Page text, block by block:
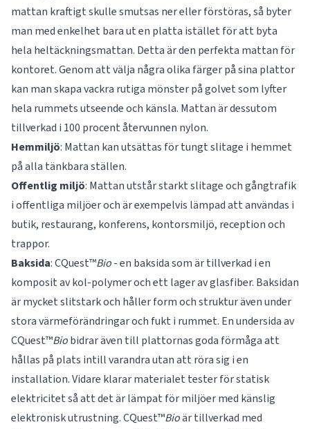
mattan kraftigt skulle smutsas ner eller förstöras, så byter
man med enkelhet bara ut en platta istället för att byta
hela heltäckningsmattan. Detta är den perfekta mattan för
kontoret. Genom att välja några olika färger på sina plattor
kan man skapa vackra rutiga mönster på golvet som lyfter
hela rummets utseende och känsla. Mattan är dessutom
tillverkad i 100 procent återvunnen nylon.
Hemmiljö: Mattan kan utsättas för tungt slitage i hemmet
på alla tänkbara ställen.
Offentlig miljö: Mattan utstår starkt slitage och gångtrafik
i offentliga miljöer och är exempelvis lämpad att användas i
butik, restaurang, konferens, kontorsmiljö, reception och
trappor.
Baksida: CQuest™Bio- en baksida som är tillverkad i en
komposit av kol-polymer och ett lager av glasfiber. Baksidan
är mycket slitstark och håller form och struktur även under
stora värmeförändringar och fukt i rummet. En undersida av
CQuest™Biobidrar även till plattornas goda förmåga att
hållas på plats intill varandra utan att röra sig i en
installation. Vidare klarar materialet tester för statisk
elektricitet så att det är lämpat för miljöer med känslig
elektronisk utrustning. CQuest™Bioär tillverkad med